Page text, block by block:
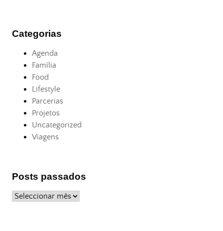
Categorias
Agenda
Família
Food
Lifestyle
Parcerias
Projetos
Uncategorized
Viagens
Posts passados
Posts